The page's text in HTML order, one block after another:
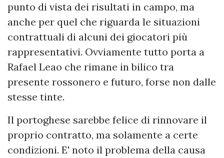
punto di vista dei risultati in campo, ma
anche per quel che riguarda le situazioni
contrattuali di alcuni dei giocatori più
rappresentativi. Ovviamente tutto porta a
Rafael Leao che rimane in bilico tra
presente rossonero e futuro, forse non dalle
stesse tinte.
Il portoghese sarebbe felice di rinnovare il
proprio contratto, ma solamente a certe
condizioni. E' noto il problema della causa